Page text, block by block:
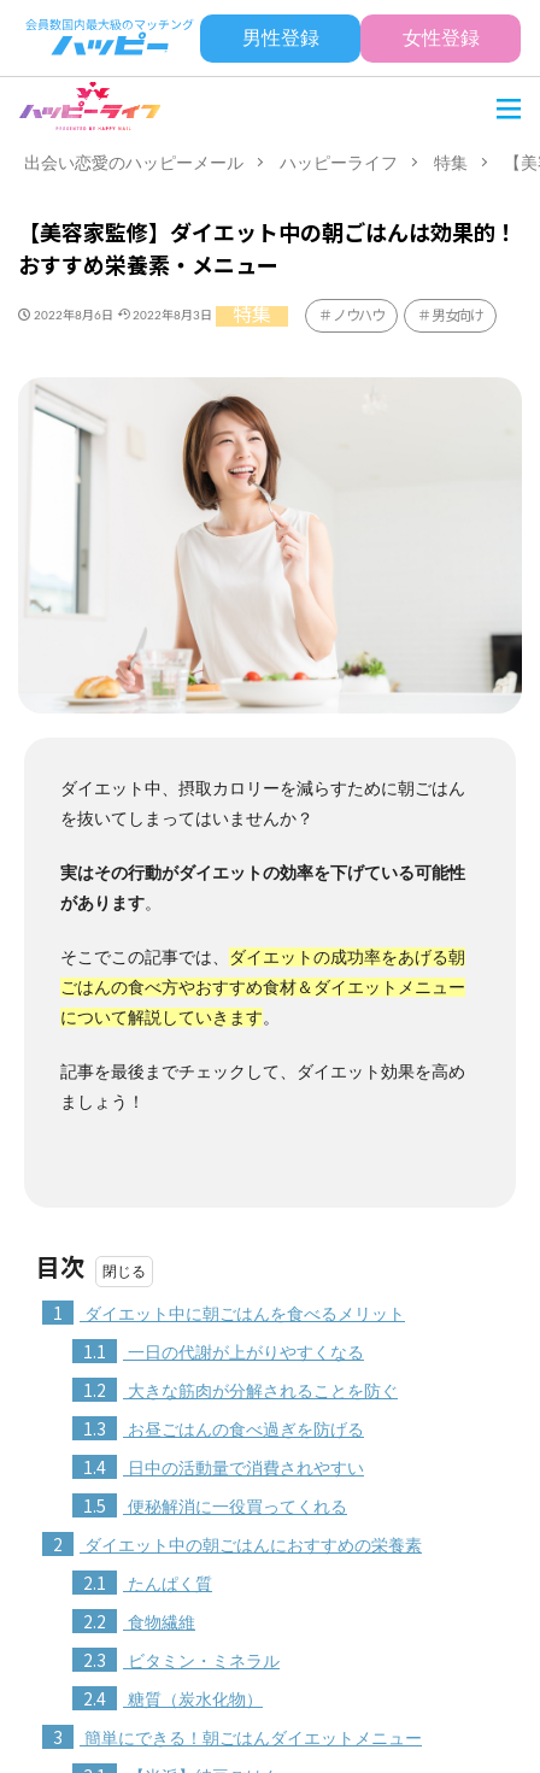
男性登録 女性登録
出会い恋愛のハッピーメール ハッピーライフ 特集 【
【美容家監修】ダイエット中の朝ごはんは効果的！
おすすめ栄養素・メニュー
2022年8月6日 2022年8月3日 特集 ノウハウ 男女向け
ダイエット中、摂取カロリーを減らすために朝ごはん
を抜いてしまってはいませんか？
実はその行動がダイエットの効率を下げている可能性
があります。
そこでこの記事では、
ダイエットの成功率をあげる朝
ごはんの食べ方やおすすめ食材＆ダイエットメニュー
について解説していきます。
記事を最後までチェックして、ダイエット効果を高め
ましょう！
目次
1 ダイエット中に朝ごはんを食べるメリット
1.1 一日の代謝が上がりやすくなる
1.2 大きな筋肉が分解されることを防ぐ
1.3 お昼ごはんの食べ過ぎを防げる
1.4 日中の活動量で消費されやすい
1.5 便秘解消に一役買ってくれる
2 ダイエット中の朝ごはんにおすすめの栄養素
2.1 たんぱく質
2.2 食物繊維
2.3 ビタミン・ミネラル
2.4 糖質（炭水化物）
3 簡単にできる！朝ごはんダイエットメニュー